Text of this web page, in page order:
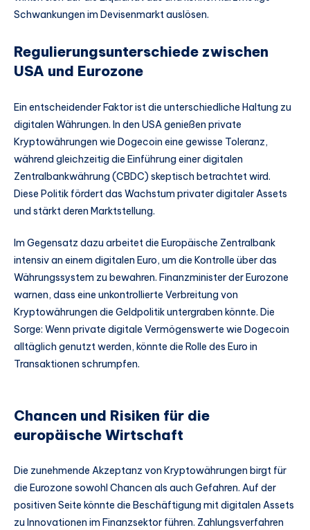
Schwankungen im Devisenmarkt auslösen.
Regulierungsunterschiede zwischen
USA und Eurozone
Ein entscheidender Faktor ist die unterschiedliche Haltung zu
digitalen Währungen. In den USA genießen private
Kryptowährungen wie Dogecoin eine gewisse Toleranz,
während gleichzeitig die Einführung einer digitalen
Zentralbankwährung (CBDC) skeptisch betrachtet wird.
Diese Politik fördert das Wachstum privater digitaler Assets
und stärkt deren Marktstellung.
Im Gegensatz dazu arbeitet die Europäische Zentralbank
intensiv an einem digitalen Euro, um die Kontrolle über das
Währungssystem zu bewahren. Finanzminister der Eurozone
warnen, dass eine unkontrollierte Verbreitung von
Kryptowährungen die Geldpolitik untergraben könnte. Die
Sorge: Wenn private digitale Vermögenswerte wie Dogecoin
alltäglich genutzt werden, könnte die Rolle des Euro in
Transaktionen schrumpfen.
Chancen und Risiken für die
europäische Wirtschaft
Die zunehmende Akzeptanz von Kryptowährungen birgt für
die Eurozone sowohl Chancen als auch Gefahren. Auf der
positiven Seite könnte die Beschäftigung mit digitalen Assets
zu Innovationen im Finanzsektor führen. Zahlungsverfahren